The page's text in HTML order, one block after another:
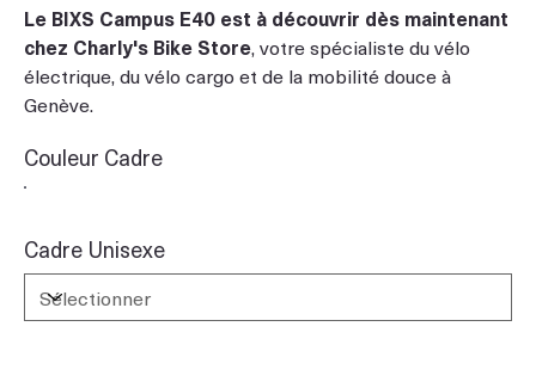
Le BIXS Campus E40 est à découvrir dès maintenant
chez Charly's Bike Store, votre spécialiste du vélo
électrique, du vélo cargo et de la mobilité douce à
Genève.
Couleur Cadre
Cadre Unisexe